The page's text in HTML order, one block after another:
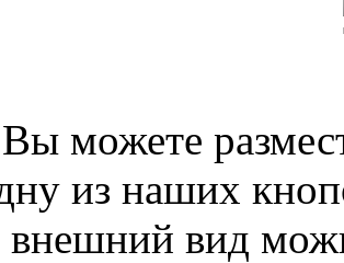
можете
из наших
вид